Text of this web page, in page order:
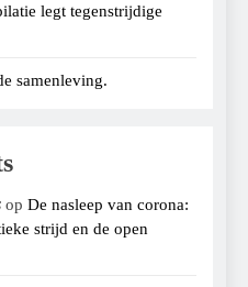
legt tegenstrijdige
samenleving.
op De nasleep van corona:
strijd en de open